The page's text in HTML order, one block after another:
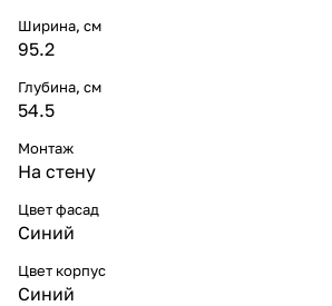
Ширина, см
95.2
Глубина, см
54.5
Монтаж
На стену
Цвет фасад
Синий
Цвет корпус
Синий